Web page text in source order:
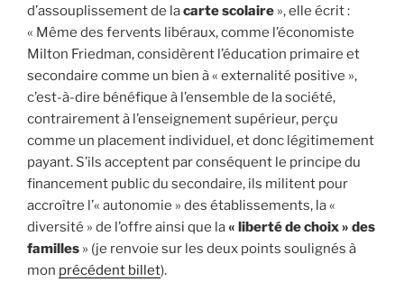
d’assouplissement de lacarte scolaire », elle écrit :
« Même des fervents libéraux, comme l’économiste
Milton Friedman, considèrent l’éducation primaire et
secondaire comme un bien à « externalité positive »,
c’est-à-dire bénéfique à l’ensemble de la société,
contrairement à l’enseignement supérieur, perçu
comme un placement individuel, et donc légitimement
payant. S’ils acceptent par conséquent le principe du
financement public du secondaire, ils militent pour
accroître l’« autonomie » des établissements, la «
diversité » de l’offre ainsi que la« liberté de choix » des
familles » (je renvoie sur les deux points soulignés à
mon précédent billet).